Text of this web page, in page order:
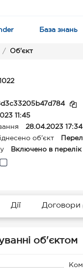
База знань
Об'єкт
11:45
28.04.2023 17:34
об'єкт
Включено в перелік
Дії Договори
об'єктом